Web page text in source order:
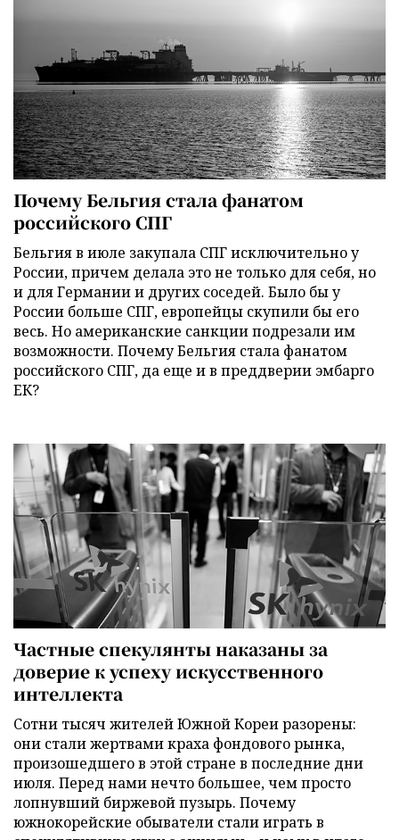
Почему Бельгия стала фанатом
российского СПГ
Бельгия в июле закупала СПГ исключительно у
России, причем делала это не только для себя, но
и для Германии и других соседей. Было бы у
России больше СПГ, европейцы скупили бы его
весь. Но американские санкции подрезали им
возможности. Почему Бельгия стала фанатом
российского СПГ, да еще и в преддверии эмбарго
ЕК?
Частные спекулянты наказаны за
доверие к успеху искусственного
интеллекта
Сотни тысяч жителей Южной Кореи разорены:
они стали жертвами краха фондового рынка,
произошедшего в этой стране в последние дни
июля. Перед нами нечто большее, чем просто
лопнувший биржевой пузырь. Почему
южнокорейские обыватели стали играть в